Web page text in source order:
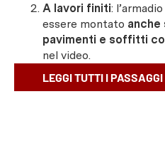
A lavori finiti:
essere montato anche
pavimenti e soffitti
nel video.
LEGGI TUTTI I PASSAGGI